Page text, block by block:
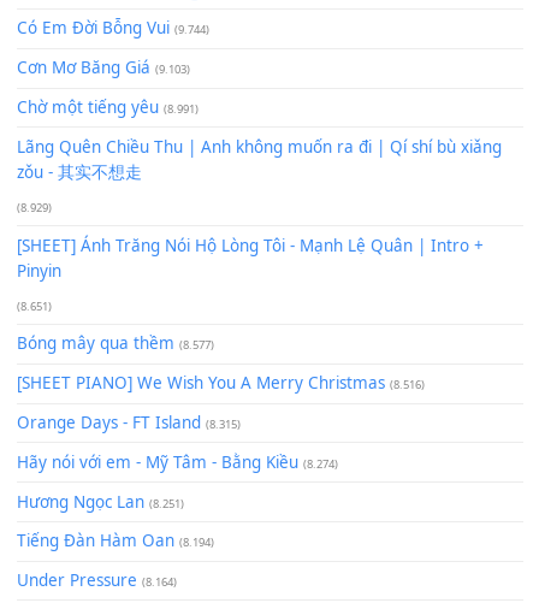
Để lại một bình luận
Bạn phảiđăng nhập
Xem nhiều nhất
Buông bỏ sự phụ thuộc nơi anh (Pinyin) (18.942)
[SHEET PIANO] Happy Birthday (13.920)
Giá Như - Soobin Hoàng Sơn
Chờ một tiếng yêu (8.991)
Lãng Quên Chiều Thu | Anh không muốn ra đi | Qí shí bù
Pinyin